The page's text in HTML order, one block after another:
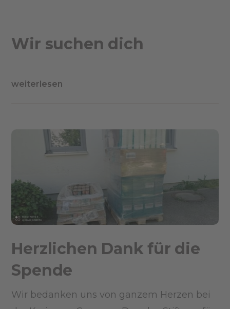
Wir suchen dich
weiterlesen
Herzlichen Dank für die
Spende
Wir bedanken uns von ganzem Herzen bei